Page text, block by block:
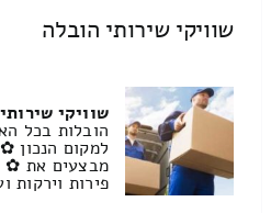
שוויקי שירותי הובלה
שוויקי
הובלות בכל
למקום הנכון
מבצעים את ✿
פירות